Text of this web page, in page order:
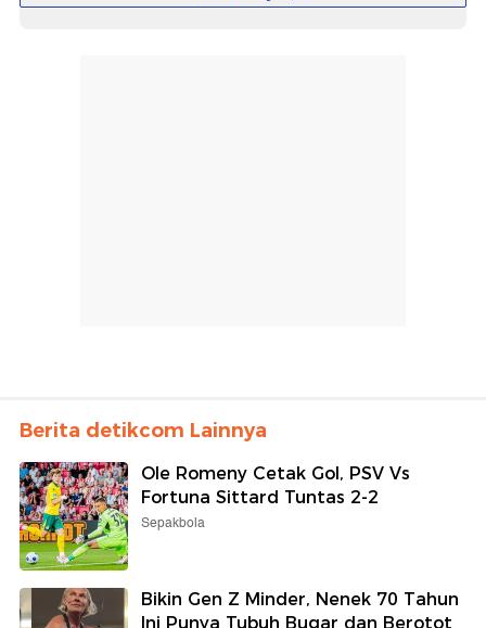
Berita detikcom Lainnya
Ole Romeny Cetak Gol, PSV Vs
Fortuna Sittard Tuntas 2-2
Sepakbola
Bikin Gen Z Minder, Nenek 70 Tahun
Ini Punya Tubuh Bugar dan Berotot